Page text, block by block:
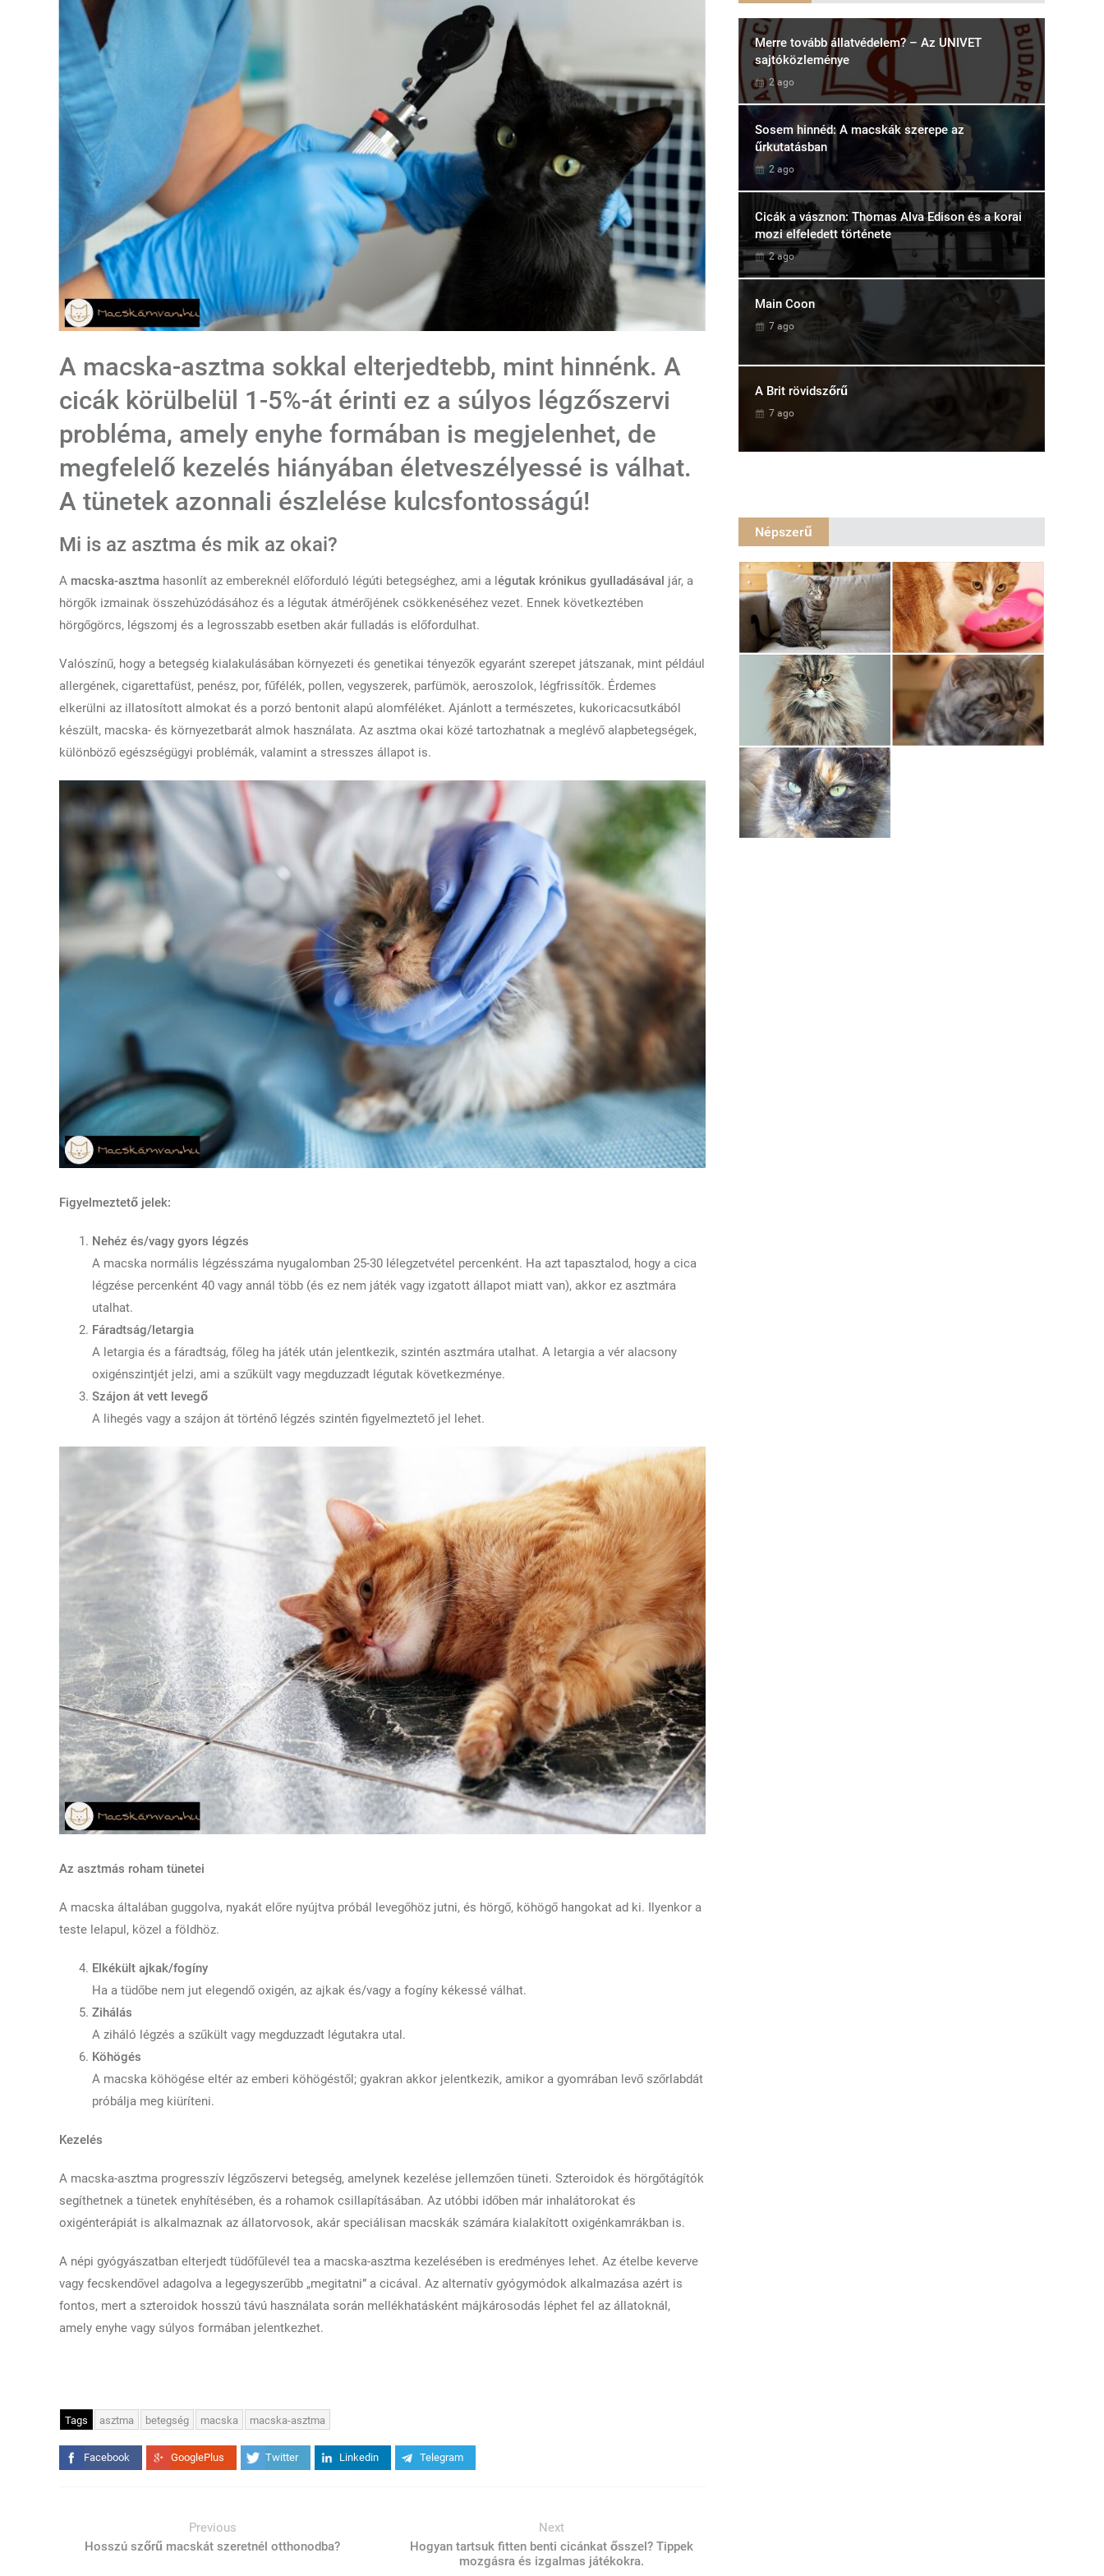
A macska-asztma sokkal elterjedtebb, mint hinnénk. A
cicák körülbelül 1-5%-át érinti ez a súlyos légzőszervi
probléma, amely enyhe formában is megjelenhet, de
megfelelő kezelés hiányában életveszélyessé is válhat.
A tünetek azonnali észlelése kulcsfontosságú!
Mi is az asztma és mik az okai?
A macska-asztma hasonlít az embereknél előforduló légúti betegséghez, ami a légutak krónikus gyulladásával jár, a
hörgők izmainak összehúzódásához és a légutak átmérőjének csökkenéséhez vezet. Ennek következtében
hörgőgörcs, légszomj és a legrosszabb esetben akár fulladás is előfordulhat.
Valószínű, hogy a betegség kialakulásában környezeti és genetikai tényezők egyaránt szerepet játszanak, mint például
allergének, cigarettafüst, penész, por, fűfélék, pollen, vegyszerek, parfümök, aeroszolok, légfrissítők. Érdemes
elkerülni az illatosított almokat és a porzó bentonit alapú alomféléket. Ajánlott a természetes, kukoricacsutkából
készült, macska- és környezetbarát almok használata. Az asztma okai közé tartozhatnak a meglévő alapbetegségek,
különböző egészségügyi problémák, valamint a stresszes állapot is.
Figyelmeztető jelek:
Nehéz és/vagy gyors légzés
A macska normális légzésszáma nyugalomban 25-30 lélegzetvétel percenként. Ha azt tapasztalod, hogy a cica
légzése percenként 40 vagy annál több (és ez nem játék vagy izgatott állapot miatt van), akkor ez asztmára
utalhat.
Fáradtság/letargia
A letargia és a fáradtság, főleg ha játék után jelentkezik, szintén asztmára utalhat. A letargia a vér alacsony
oxigénszintjét jelzi, ami a szűkült vagy megduzzadt légutak következménye.
Szájon át vett levegő
A lihegés vagy a szájon át történő légzés szintén figyelmeztető jel lehet.
Az asztmás roham tünetei
A macska általában guggolva, nyakát előre nyújtva próbál levegőhöz jutni, és hörgő, köhögő hangokat ad ki. Ilyenkor a
teste lelapul, közel a földhöz.
Elkékült ajkak/fogíny
Ha a tüdőbe nem jut elegendő oxigén, az ajkak és/vagy a fogíny kékessé válhat.
Zihálás
A ziháló légzés a szűkült vagy megduzzadt légutakra utal.
Köhögés
A macska köhögése eltér az emberi köhögéstől; gyakran akkor jelentkezik, amikor a gyomrában levő szőrlabdát
próbálja meg kiüríteni.
Kezelés
A macska-asztma progresszív légzőszervi betegség, amelynek kezelése jellemzően tüneti. Szteroidok és hörgőtágítók
segíthetnek a tünetek enyhítésében, és a rohamok csillapításában. Az utóbbi időben már inhalátorokat és
oxigénterápiát is alkalmaznak az állatorvosok, akár speciálisan macskák számára kialakított oxigénkamrákban is.
A népi gyógyászatban elterjedt tüdőfűlevél tea a macska-asztma kezelésében is eredményes lehet. Az ételbe keverve
vagy fecskendővel adagolva a legegyszerűbb „megitatni” a cicával. Az alternatív gyógymódok alkalmazása azért is
fontos, mert a szteroidok hosszú távú használata során mellékhatásként májkárosodás léphet fel az állatoknál,
amely enyhe vagy súlyos formában jelentkezhet.
Tags asztma betegség macska macska-asztma
Facebook GooglePlus Twitter Linkedin Telegram
Previous
Hosszú szőrű macskát szeretnél otthonodba?
Next
Hogyan tartsuk fitten benti cicánkat ősszel? Tippek
mozgásra és izgalmas játékokra.
Merre tovább állatvédelem? – Az UNIVET
sajtóközleménye
2 ago
Sosem hinnéd: A macskák szerepe az
űrkutatásban
2 ago
Cicák a vásznon: Thomas Alva Edison és a korai
mozi elfeledett története
2 ago
Main Coon
7 ago
A Brit rövidszőrű
7 ago
Népszerű